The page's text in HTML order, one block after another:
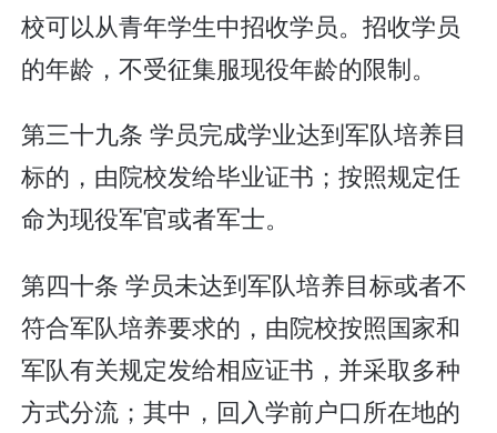
校可以从青年学生中招收学员。招收学员
的年龄，不受征集服现役年龄的限制。
第三十九条 学员完成学业达到军队培养目
标的，由院校发给毕业证书；按照规定任
命为现役军官或者军士。
第四十条 学员未达到军队培养目标或者不
符合军队培养要求的，由院校按照国家和
军队有关规定发给相应证书，并采取多种
方式分流；其中，回入学前户口所在地的